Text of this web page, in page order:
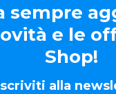
sempre
e le
Shop!
alla